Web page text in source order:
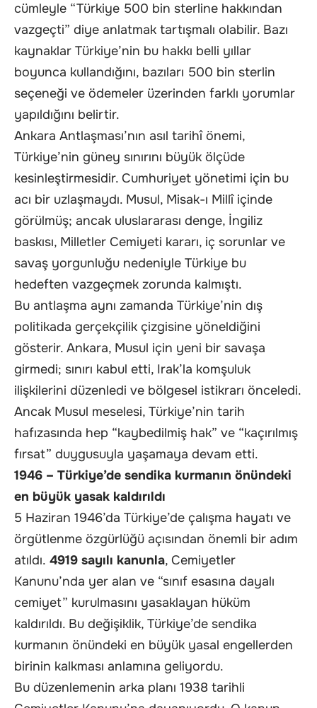
cümleyle “Türkiye 500 bin sterline hakkından
vazgeçti” diye anlatmak tartışmalı olabilir. Bazı
kaynaklar Türkiye’nin bu hakkı belli yıllar
boyunca kullandığını, bazıları 500 bin sterlin
seçeneği ve ödemeler üzerinden farklı yorumlar
yapıldığını belirtir.
Ankara Antlaşması’nın asıl tarihî önemi,
Türkiye’nin güney sınırını büyük ölçüde
kesinleştirmesidir. Cumhuriyet yönetimi için bu
acı bir uzlaşmaydı. Musul, Misak-ı Millî içinde
görülmüş; ancak uluslararası denge, İngiliz
baskısı, Milletler Cemiyeti kararı, iç sorunlar ve
savaş yorgunluğu nedeniyle Türkiye bu
hedeften vazgeçmek zorunda kalmıştı.
Bu antlaşma aynı zamanda Türkiye’nin dış
politikada gerçekçilik çizgisine yöneldiğini
gösterir. Ankara, Musul için yeni bir savaşa
girmedi; sınırı kabul etti, Irak’la komşuluk
ilişkilerini düzenledi ve bölgesel istikrarı önceledi.
Ancak Musul meselesi, Türkiye’nin tarih
hafızasında hep “kaybedilmiş hak” ve “kaçırılmış
fırsat” duygusuyla yaşamaya devam etti.
1946 – Türkiye’de sendika kurmanın önündeki
en büyük yasak kaldırıldı
5 Haziran 1946’da Türkiye’de çalışma hayatı ve
örgütlenme özgürlüğü açısından önemli bir adım
atıldı. 4919 sayılı kanunla, Cemiyetler
Kanunu’nda yer alan ve “sınıf esasına dayalı
cemiyet” kurulmasını yasaklayan hüküm
kaldırıldı. Bu değişiklik, Türkiye’de sendika
kurmanın önündeki en büyük yasal engellerden
birinin kalkması anlamına geliyordu.
Bu düzenlemenin arka planı 1938 tarihli